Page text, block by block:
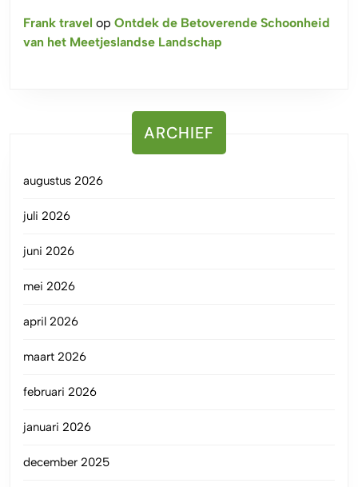
Frank travel op Ontdek de Betoverende Schoonheid
van het Meetjeslandse Landschap
ARCHIEF
augustus 2026
juli 2026
juni 2026
mei 2026
april 2026
maart 2026
februari 2026
januari 2026
december 2025